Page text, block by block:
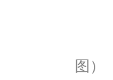
图）